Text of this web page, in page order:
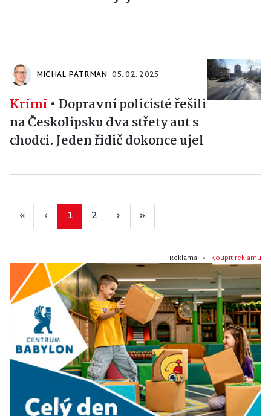
MICHAL PATRMAN 05. 02. 2025
Krimi • Dopravní policisté řešili
na Českolipsku dva střety aut s
chodci. Jeden řidič dokonce ujel
« ‹ 1 2 › »
Reklama • Koupit reklamu